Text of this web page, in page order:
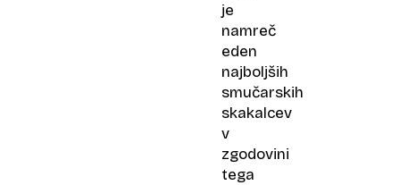
je
namreč
eden
najboljših
smučarskih
skakalcev
v
zgodovini
tega